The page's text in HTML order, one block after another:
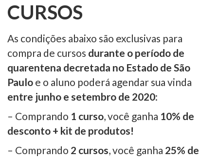
CURSOS
As condições abaixo são exclusivas para
compra de cursos durante o período de
quarentena decretada no Estado de São
Paulo e o aluno poderá agendar sua vinda
entre junho e setembro de 2020:
– Comprando 1 curso, você ganha 10% de
desconto + kit de produtos!
– Comprando 2 cursos, você ganha 25% de